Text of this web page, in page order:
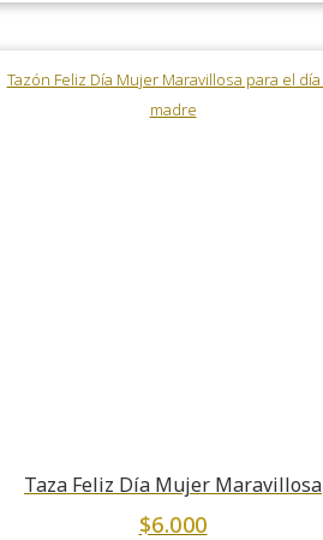
Taza Feliz Día Mujer Maravillosa
$6.000